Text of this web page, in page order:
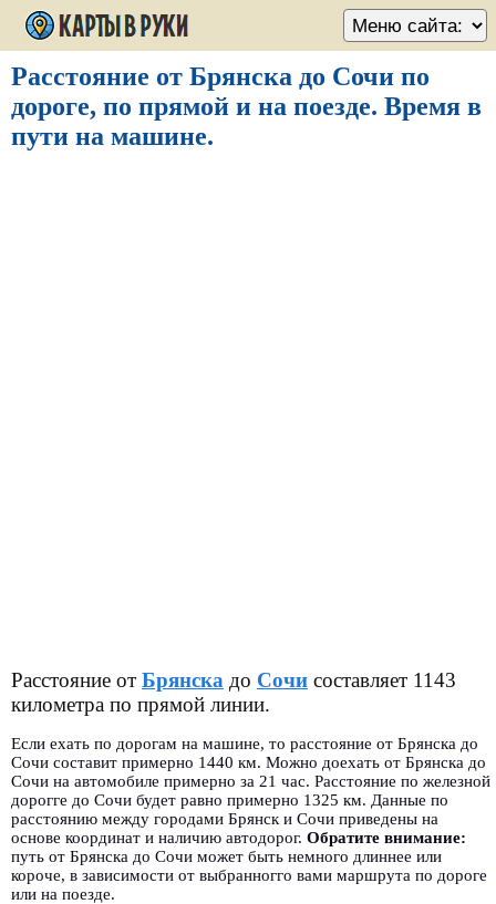
Расстояние от Брянска до Сочи по
дороге, по прямой и на поезде. Время в
пути на машине.
Расстояние от Брянска до Сочи составляет 1143
километра по прямой линии.
Если ехать по дорогам на машине, то расстояние от Брянска до
Сочи составит примерно 1440 км. Можно доехать от Брянска до
Сочи на автомобиле примерно за 21 час. Расстояние по железной
дорогге до Сочи будет равно примерно 1325 км. Данные по
расстоянию между городами Брянск и Сочи приведены на
основе координат и наличию автодорог. Обратите внимание:
путь от Брянска до Сочи может быть немного длиннее или
короче, в зависимости от выбранногго вами маршрута по дороге
или на поезде.